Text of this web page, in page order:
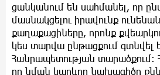
ցանկանում են սահմանել, որ
մասնակցելու իրավունք
քաղաքացիները, որոնք
կես տարվա ընթացքում գտնվել
Հանրապետության տարածքում:
որ նման կարևոր նախագիծը